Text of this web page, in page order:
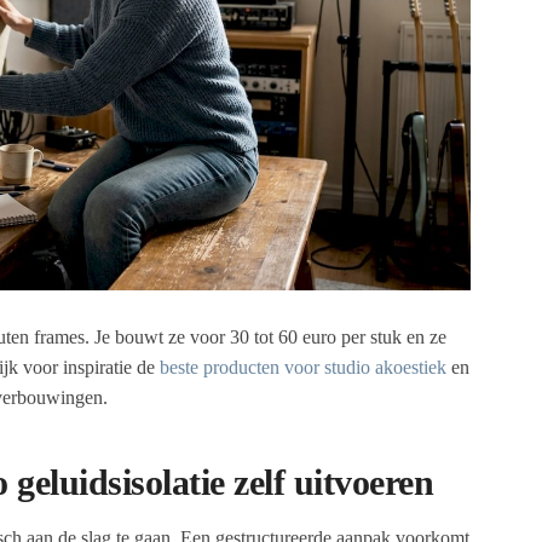
frames. Je bouwt ze voor 30 tot 60 euro per stuk en ze
voor inspiratie de beste producten voor studio akoestiek en
zelf uitvoeren
aan de slag te gaan. Een gestructureerde aanpak voorkomt